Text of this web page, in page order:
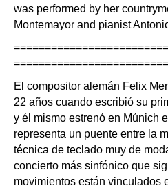
was performed by her
Montemayor and pianist
El compositor alemán Felix
22 años cuando escribió su
y él mismo estrenó en Múnich
representa un puente entre la
técnica de teclado muy de
concierto más sinfónico que
movimientos están vinculados